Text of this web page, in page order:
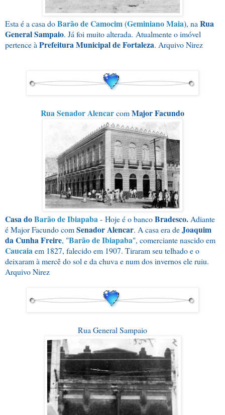
Esta é a casa doBarão de Camocim (Geminiano Maia), na Rua
General Sampaio. Já foi muito alterada. Atualmente o imóvel
pertence à Prefeitura Municipal de Fortaleza. Arquivo Nirez
Rua Senador AlencarcomMajor Facundo
Casa doBarão de Ibiapaba - Hoje é o bancoBradesco. Adiante
é Major Facundo comSenador Alencar. A casa era deJoaquim
da Cunha Freire, "Barão de Ibiapaba", comerciante nascido em
Caucaia em 1827, falecido em 1907. Tiraram seu telhado e o
deixaram à mercê do sol e da chuva e num dos invernos ele ruiu.
Arquivo Nirez
Rua General Sampaio